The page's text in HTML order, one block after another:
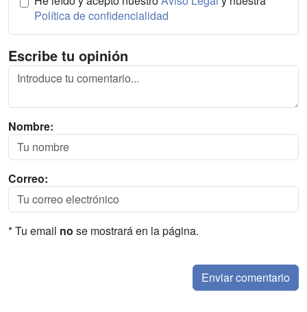
Política de confidencialidad
Escribe tu opinión
Nombre:
Correo:
* Tu email no se mostrará en la página.